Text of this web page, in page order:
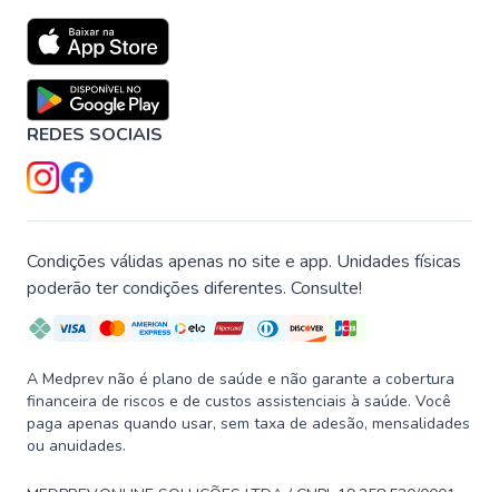
REDES SOCIAIS
Condições válidas apenas no site e app. Unidades físicas
poderão ter condições diferentes. Consulte!
A Medprev não é plano de saúde e não garante a cobertura
financeira de riscos e de custos assistenciais à saúde. Você
paga apenas quando usar, sem taxa de adesão, mensalidades
ou anuidades.